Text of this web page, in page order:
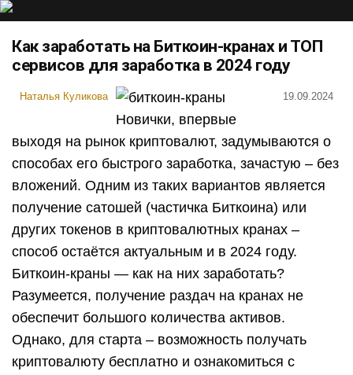
Как заработать на Биткоин-кранах и ТОП
сервисов для заработка в 2024 году
Наталья Куликова 19.09.2024
Новички, впервые
выходя на рынок криптовалют, задумываются о
способах его быстрого заработка, зачастую – без
вложений. Одним из таких вариантов является
получение сатошей (частичка Биткоина) или
других токенов в криптовалютных кранах –
способ остаётся актуальным и в 2024 году.
Биткоин-краны — как на них заработать?
Разумеется, получение раздач на кранах не
обеспечит большого количества активов.
Однако, для старта – возможность получать
криптовалюту бесплатно и ознакомиться с